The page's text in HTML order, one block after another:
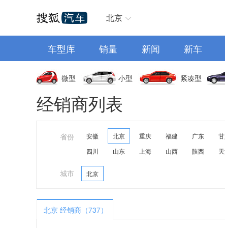
北京
车型库 销量 新闻 新车
微型 小型 紧凑型
经销商列表
省份 安徽 北京 重庆 福建 广东
四川
山东 上海 山西 陕西
城市 北京
北京 经销商（737）